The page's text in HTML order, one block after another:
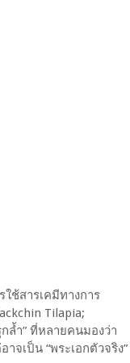
ช้สารเคมีทางการ
Tilapia;
ล้ำ” ที่หลายคนมองว่า
เป็น “พระเอกตัวจริง”